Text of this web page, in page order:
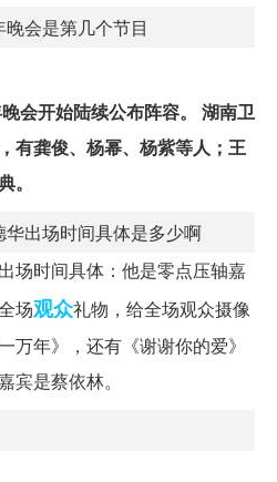
会是第几个节目
会开始陆续公布阵容。
湖南卫
有龚俊、杨幂、杨紫等人；王
。
出场时间具体是多少啊
场时间具体：他是零点压轴嘉
场观众礼物，给全场观众摄像
万年》，还有《谢谢你的爱》
宾是蔡依林。